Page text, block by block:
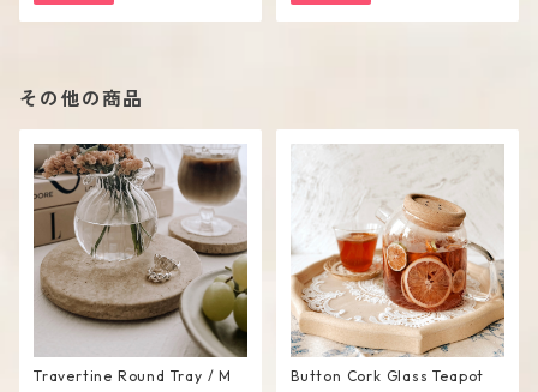
その他の商品
Travertine Round Tray / M Button Cork Glass Teapot